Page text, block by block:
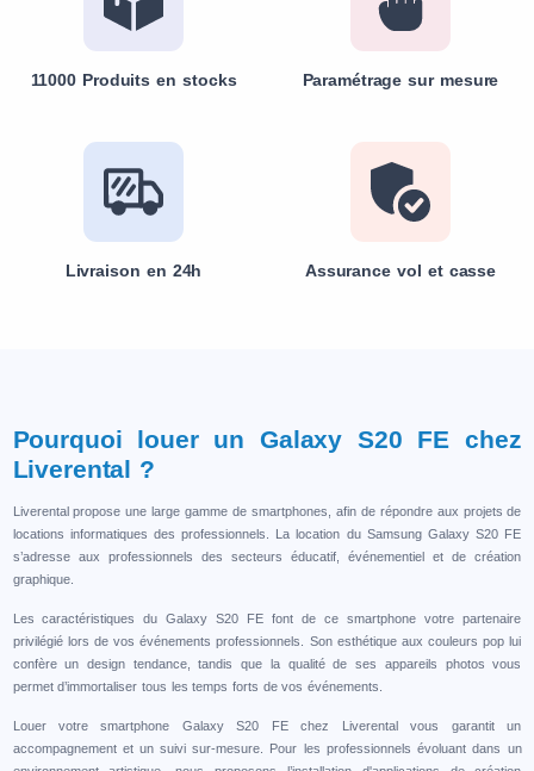
11000 Produits en stocks Paramétrage sur mesure
Livraison en 24h Assurance vol et casse
Pourquoi louer un Galaxy S20 FE chez
Liverental ?
Liverental propose une large gamme de smartphones, afin de répondre aux projets de
locations informatiques des professionnels. La location du Samsung Galaxy S20 FE
s’adresse aux professionnels des secteurs éducatif, événementiel et de création
graphique.
Les caractéristiques du Galaxy S20 FE font de ce smartphone votre partenaire
privilégié lors de vos événements professionnels. Son esthétique aux couleurs pop lui
confère un design tendance, tandis que la qualité de ses appareils photos vous
permet d’immortaliser tous les temps forts de vos événements.
Louer votre smartphone Galaxy S20 FE chez Liverental vous garantit un
accompagnement et un suivi sur-mesure. Pour les professionnels évoluant dans un